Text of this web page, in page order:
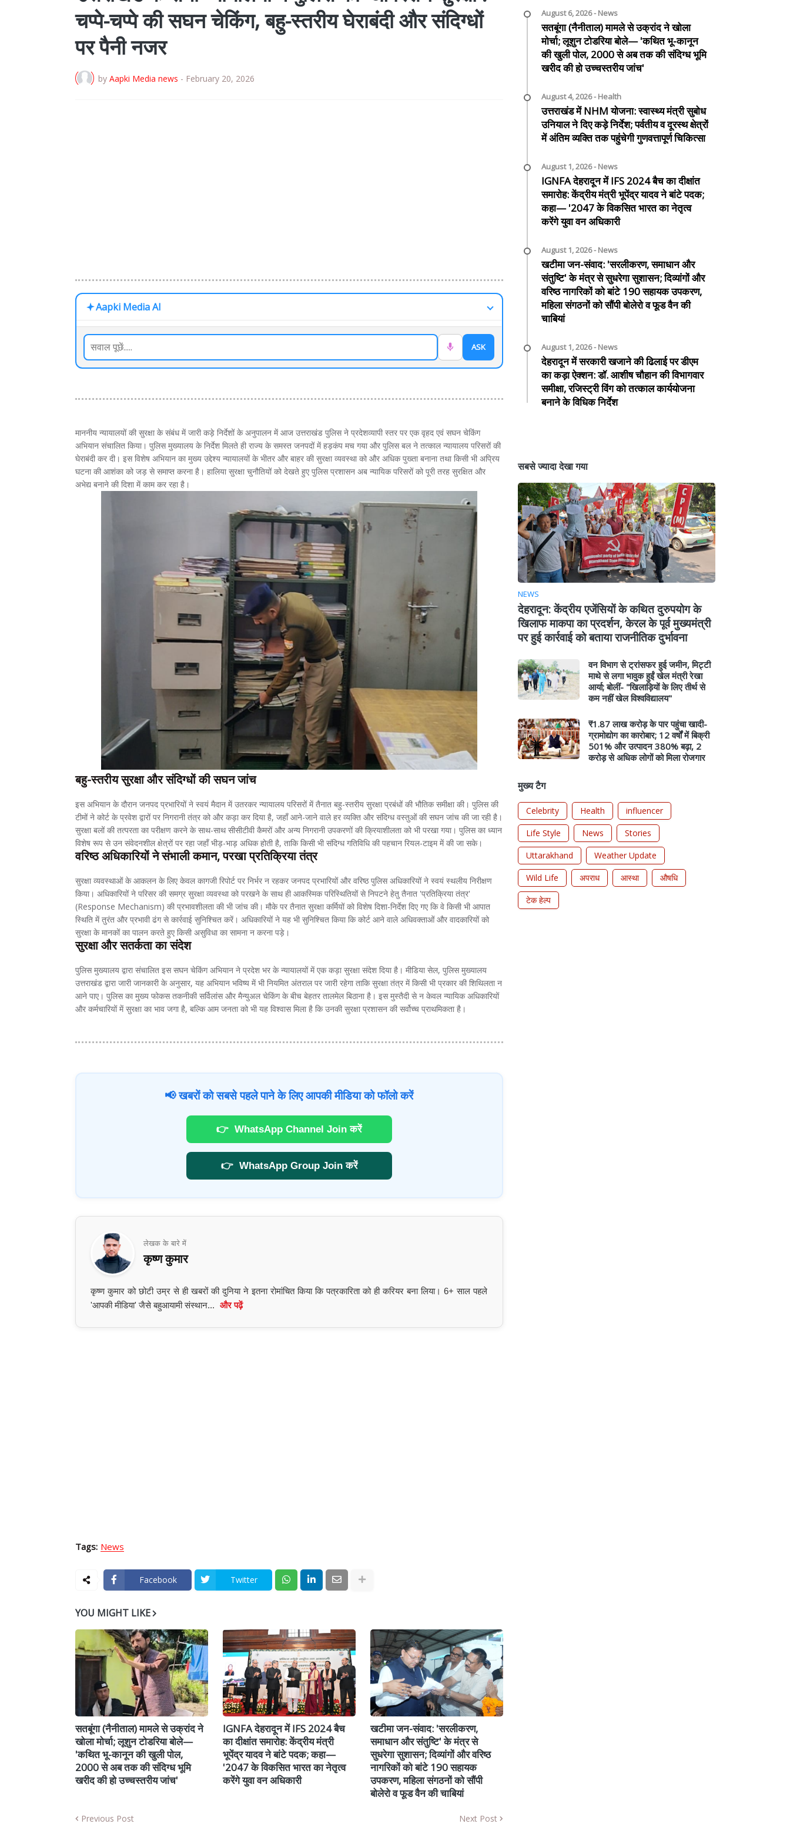
चप्पे-चप्पे की सघन चेकिंग, बहु-स्तरीय घेराबंदी और संदिग्धों
पर पैनी नजर
by Aapki Media news - February 20, 2026
Aapki Media AI
ASK
माननीय न्यायालयों की सुरक्षा के संबंध में जारी कड़े निर्देशों के अनुपालन में आज उत्तराखंड पुलिस ने प्रदेशव्यापी स्तर पर एक वृहद एवं सघन चेकिंग
अभियान संचालित किया। पुलिस मुख्यालय के निर्देश मिलते ही राज्य के समस्त जनपदों में हड़कंप मच गया और पुलिस बल ने तत्काल न्यायालय परिसरों की
घेराबंदी कर दी। इस विशेष अभियान का मुख्य उद्देश्य न्यायालयों के भीतर और बाहर की सुरक्षा व्यवस्था को और अधिक पुख्ता बनाना तथा किसी भी अप्रिय
घटना की आशंका को जड़ से समाप्त करना है। हालिया सुरक्षा चुनौतियों को देखते हुए पुलिस प्रशासन अब न्यायिक परिसरों को पूरी तरह सुरक्षित और
अभेद्य बनाने की दिशा में काम कर रहा है।
बहु-स्तरीय सुरक्षा और संदिग्धों की सघन जांच
इस अभियान के दौरान जनपद प्रभारियों ने स्वयं मैदान में उतरकर न्यायालय परिसरों में तैनात बहु-स्तरीय सुरक्षा प्रबंधों की भौतिक समीक्षा की। पुलिस की
टीमों ने कोर्ट के प्रवेश द्वारों पर निगरानी तंत्र को और कड़ा कर दिया है, जहाँ आने-जाने वाले हर व्यक्ति और संदिग्ध वस्तुओं की सघन जांच की जा रही है।
सुरक्षा बलों की तत्परता का परीक्षण करने के साथ-साथ सीसीटीवी कैमरों और अन्य निगरानी उपकरणों की क्रियाशीलता को भी परखा गया। पुलिस का ध्यान
विशेष रूप से उन संवेदनशील क्षेत्रों पर रहा जहाँ भीड़-भाड़ अधिक होती है, ताकि किसी भी संदिग्ध गतिविधि की पहचान रियल-टाइम में की जा सके।
वरिष्ठ अधिकारियों ने संभाली कमान, परखा प्रतिक्रिया तंत्र
सुरक्षा व्यवस्थाओं के आकलन के लिए केवल कागजी रिपोर्ट पर निर्भर न रहकर जनपद प्रभारियों और वरिष्ठ पुलिस अधिकारियों ने स्वयं स्थलीय निरीक्षण
किया। अधिकारियों ने परिसर की समग्र सुरक्षा व्यवस्था को परखने के साथ ही आकस्मिक परिस्थितियों से निपटने हेतु तैनात 'प्रतिक्रिया तंत्र'
(Response Mechanism) की प्रभावशीलता की भी जांच की। मौके पर तैनात सुरक्षा कर्मियों को विशेष दिशा-निर्देश दिए गए कि वे किसी भी आपात
स्थिति में तुरंत और प्रभावी ढंग से कार्रवाई सुनिश्चित करें। अधिकारियों ने यह भी सुनिश्चित किया कि कोर्ट आने वाले अधिवक्ताओं और वादकारियों को
सुरक्षा के मानकों का पालन करते हुए किसी असुविधा का सामना न करना पड़े।
सुरक्षा और सतर्कता का संदेश
पुलिस मुख्यालय द्वारा संचालित इस सघन चेकिंग अभियान ने प्रदेश भर के न्यायालयों में एक कड़ा सुरक्षा संदेश दिया है। मीडिया सेल, पुलिस मुख्यालय
उत्तराखंड द्वारा जारी जानकारी के अनुसार, यह अभियान भविष्य में भी नियमित अंतराल पर जारी रहेगा ताकि सुरक्षा तंत्र में किसी भी प्रकार की शिथिलता न
आने पाए। पुलिस का मुख्य फोकस तकनीकी सर्विलांस और मैन्युअल चेकिंग के बीच बेहतर तालमेल बिठाना है। इस मुस्तैदी से न केवल न्यायिक अधिकारियों
और कर्मचारियों में सुरक्षा का भाव जगा है, बल्कि आम जनता को भी यह विश्वास मिला है कि उनकी सुरक्षा प्रशासन की सर्वोच्च प्राथमिकता है।
📢 खबरों को सबसे पहले पाने के लिए आपकी मीडिया को फॉलो करें
👉 WhatsApp Channel Join करें
👉 WhatsApp Group Join करें
लेखक के बारे में
कृष्ण कुमार
कृष्ण कुमार को छोटी उम्र से ही खबरों की दुनिया ने इतना रोमांचित किया कि पत्रकारिता को ही करियर बना लिया। 6+ साल पहले
'आपकी मीडिया' जैसे बहुआयामी संस्थान... और पढ़ें
Tags: News
Facebook Twitter
YOU MIGHT LIKE
सतबूंगा (नैनीताल) मामले से उक्रांद ने
खोला मोर्चा; लूशुन टोडरिया बोले—
'कथित भू-कानून की खुली पोल,
2000 से अब तक की संदिग्ध भूमि
खरीद की हो उच्चस्तरीय जांच'
IGNFA देहरादून में IFS 2024 बैच
का दीक्षांत समारोह: केंद्रीय मंत्री
भूपेंद्र यादव ने बांटे पदक; कहा—
'2047 के विकसित भारत का नेतृत्व
करेंगे युवा वन अधिकारी
खटीमा जन-संवाद: 'सरलीकरण,
समाधान और संतुष्टि' के मंत्र से
सुधरेगा सुशासन; दिव्यांगों और वरिष्ठ
नागरिकों को बांटे 190 सहायक
उपकरण, महिला संगठनों को सौंपी
बोलेरो व फूड वैन की चाबियां
Previous Post Next Post
August 6, 2026 - News
सतबूंगा (नैनीताल) मामले से उक्रांद ने खोला
मोर्चा; लूशुन टोडरिया बोले— 'कथित भू-कानून
की खुली पोल, 2000 से अब तक की संदिग्ध भूमि
खरीद की हो उच्चस्तरीय जांच'
August 4, 2026 - Health
उत्तराखंड में NHM योजना: स्वास्थ्य मंत्री सुबोध
उनियाल ने दिए कड़े निर्देश; पर्वतीय व दूरस्थ क्षेत्रों
में अंतिम व्यक्ति तक पहुंचेगी गुणवत्तापूर्ण चिकित्सा
August 1, 2026 - News
IGNFA देहरादून में IFS 2024 बैच का दीक्षांत
समारोह: केंद्रीय मंत्री भूपेंद्र यादव ने बांटे पदक;
कहा— '2047 के विकसित भारत का नेतृत्व
करेंगे युवा वन अधिकारी
August 1, 2026 - News
खटीमा जन-संवाद: 'सरलीकरण, समाधान और
संतुष्टि' के मंत्र से सुधरेगा सुशासन; दिव्यांगों और
वरिष्ठ नागरिकों को बांटे 190 सहायक उपकरण,
महिला संगठनों को सौंपी बोलेरो व फूड वैन की
चाबियां
August 1, 2026 - News
देहरादून में सरकारी खजाने की ढिलाई पर डीएम
का कड़ा ऐक्शन: डॉ. आशीष चौहान की विभागवार
समीक्षा, रजिस्ट्री विंग को तत्काल कार्ययोजना
बनाने के विधिक निर्देश
सबसे ज्यादा देखा गया
NEWS
देहरादून: केंद्रीय एजेंसियों के कथित दुरुपयोग के
खिलाफ माकपा का प्रदर्शन, केरल के पूर्व मुख्यमंत्री
पर हुई कार्रवाई को बताया राजनीतिक दुर्भावना
वन विभाग से ट्रांसफर हुई जमीन, मिट्टी
माथे से लगा भावुक हुईं खेल मंत्री रेखा
आर्या; बोलीं- "खिलाड़ियों के लिए तीर्थ से
कम नहीं खेल विश्वविद्यालय"
₹1.87 लाख करोड़ के पार पहुंचा खादी-
ग्रामोद्योग का कारोबार; 12 वर्षों में बिक्री
501% और उत्पादन 380% बढ़ा, 2
करोड़ से अधिक लोगों को मिला रोजगार
मुख्य टैग
Celebrity Health
influencer
Life Style
News
Stories
Uttarakhand
Weather Update
Wild Life
अपराध आस्था
औषधि
टेक हेल्प